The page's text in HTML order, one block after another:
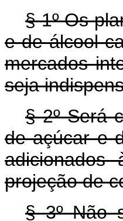
§ 1º Os
e de álcool
mercados
seja
§ 2º Será
de açúcar e
projeção de
§ 3º Não